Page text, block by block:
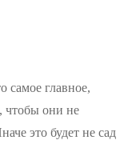
самое главное,
чтобы они не
это будет не сад